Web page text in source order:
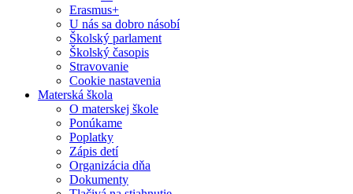
Erasmus+
U nás sa dobro násobí
Školský parlament
Školský časopis
Stravovanie
Cookie nastavenia
Materská škola
O materskej škole
Ponúkame
Poplatky
Zápis detí
Organizácia dňa
Dokumenty